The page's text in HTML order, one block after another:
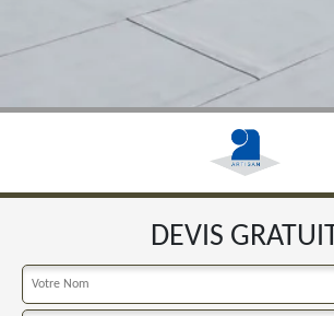
DEVIS GRATUIT